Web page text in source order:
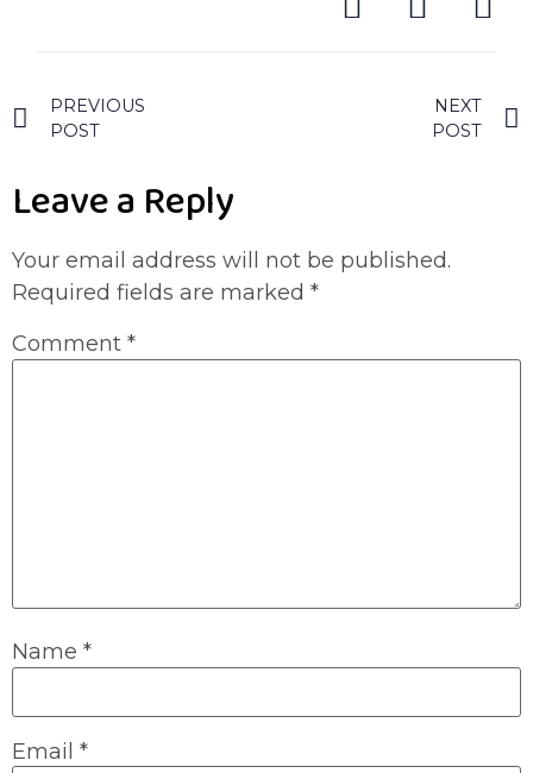
PREVIOUS
POST
NEXT
POST
Leave a Reply
Your email address will not be published.
Required fields are marked *
Comment *
Name *
Email *